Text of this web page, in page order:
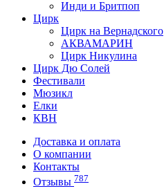
Инди и Бритпоп
Цирк
Цирк на Вернадского
АКВАМАРИН
Цирк Никулина
Цирк Дю Солей
Фестивали
Мюзикл
Елки
КВН
Доставка и оплата
О компании
Контакты
Отзывы 787